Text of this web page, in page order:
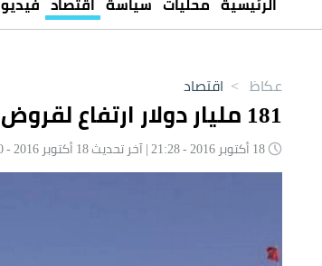
عكاظ > اقتصاد
181 مليار دولار ارتفاع لقروض الصين